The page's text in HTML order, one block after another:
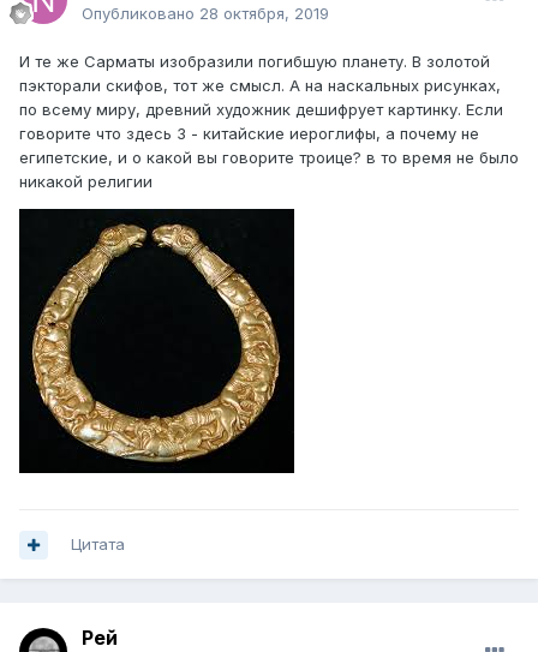
Опубликовано 28 октября, 2019
И те же Сарматы изобразили погибшую планету. В золотой
пэкторали скифов, тот же смысл. А на наскальных рисунках,
по всему миру, древний художник дешифрует картинку. Если
говорите что здесь 3 - китайские иероглифы, а почему не
египетские, и о какой вы говорите троице? в то время не было
никакой религии
Цитата
Рей